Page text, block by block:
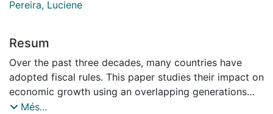
Pereira, Luciene
Resum
Over the past three decades, many countries have
adopted fiscal rules. This paper studies their impact on
economic growth using an overlapping generations
model with endogenous growth, where the
Més...